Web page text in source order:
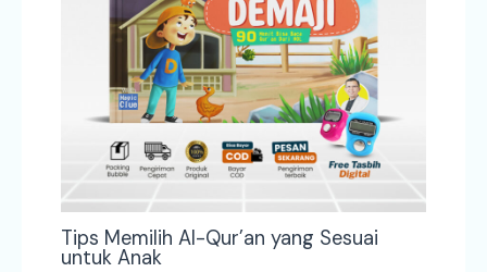
Tips Memilih Al-Qur’an yang Sesuai
untuk Anak